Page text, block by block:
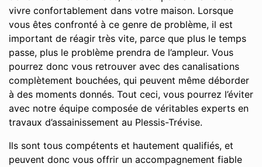
vivre confortablement dans votre maison. Lorsque
vous êtes confronté à ce genre de problème, il est
important de réagir très vite, parce que plus le temps
passe, plus le problème prendra de l’ampleur. Vous
pourrez donc vous retrouver avec des canalisations
complètement bouchées, qui peuvent même déborder
à des moments donnés. Tout ceci, vous pourrez l’éviter
avec notre équipe composée de véritables experts en
travaux d’assainissement au Plessis-Trévise.
Ils sont tous compétents et hautement qualifiés, et
peuvent donc vous offrir un accompagnement fiable